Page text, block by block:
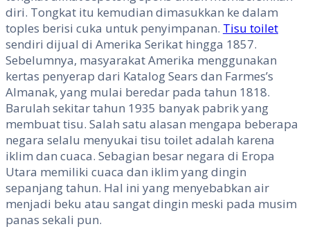
diri. Tongkat itu kemudian dimasukkan ke dalam
toples berisi cuka untuk penyimpanan. Tisu toilet
sendiri dijual di Amerika Serikat hingga 1857.
Sebelumnya, masyarakat Amerika menggunakan
kertas penyerap dari Katalog Sears dan Farmes’s
Almanak, yang mulai beredar pada tahun 1818.
Barulah sekitar tahun 1935 banyak pabrik yang
membuat tisu. Salah satu alasan mengapa beberapa
negara selalu menyukai tisu toilet adalah karena
iklim dan cuaca. Sebagian besar negara di Eropa
Utara memiliki cuaca dan iklim yang dingin
sepanjang tahun. Hal ini yang menyebabkan air
menjadi beku atau sangat dingin meski pada musim
panas sekali pun.